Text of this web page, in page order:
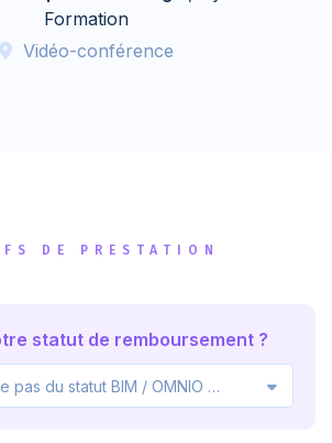
Formation
Vidéo-conférence
DE PRESTATION
statut de remboursement ?
Je ne bénéficie pas du statut BIM / OMNIO / VIPO